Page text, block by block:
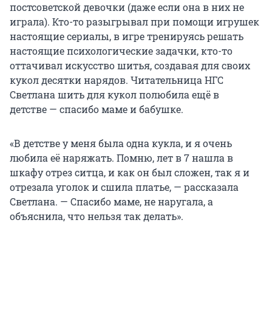
постсоветской девочки (даже если она в них не
играла). Кто-то разыгрывал при помощи игрушек
настоящие сериалы, в игре тренируясь решать
настоящие психологические задачки, кто-то
оттачивал искусство шитья, создавая для своих
кукол десятки нарядов. Читательница НГС
Светлана шить для кукол полюбила ещё в
детстве — спасибо маме и бабушке.
«В детстве у меня была одна кукла, и я очень
любила её наряжать. Помню, лет в 7 нашла в
шкафу отрез ситца, и как он был сложен, так я и
отрезала уголок и сшила платье, — рассказала
Светлана. — Спасибо маме, не наругала, а
объяснила, что нельзя так делать».